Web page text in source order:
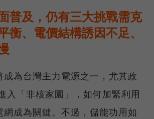
普及，仍有三大挑戰需克
衡、電價結構誘因不足、
成為台灣主力電源之一，尤其政
入「非核家園」，如何加緊利用
網成為關鍵。不過，儲能功用如